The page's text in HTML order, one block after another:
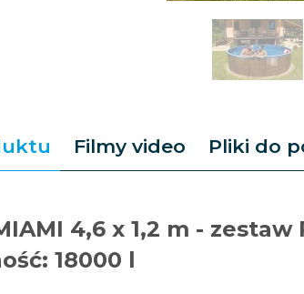
Filmy video Pliki do
4,6 x 1,2 m - zestaw
18000 l
instrukcja-przygotowania-podloza-pod-
miami-3-6-4-6-montaz